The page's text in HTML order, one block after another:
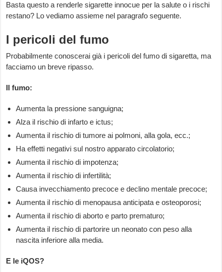
Basta questo a renderle sigarette innocue per la salute o i rischi
restano? Lo vediamo assieme nel paragrafo seguente.
I pericoli del fumo
Probabilmente conoscerai già i pericoli del fumo di sigaretta, ma
facciamo un breve ripasso.
Il fumo:
Aumenta la pressione sanguigna;
Alza il rischio di infarto e ictus;
Aumenta il rischio di tumore ai polmoni, alla gola, ecc.;
Ha effetti negativi sul nostro apparato circolatorio;
Aumenta il rischio di impotenza;
Aumenta il rischio di infertilità;
Causa invecchiamento precoce e declino mentale precoce;
Aumenta il rischio di menopausa anticipata e osteoporosi;
Aumenta il rischio di aborto e parto prematuro;
Aumenta il rischio di partorire un neonato con peso alla
nascita inferiore alla media.
E le iQOS?